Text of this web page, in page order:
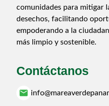
comunidades para mitigar
desechos, facilitando
empoderando a la
más limpio y sostenible.
Contáctanos
email